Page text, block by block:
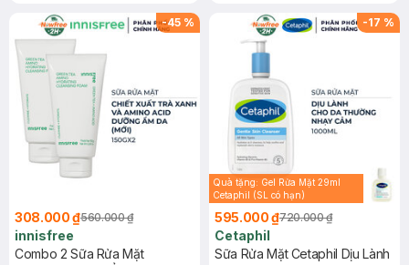
-45 %
308.000 ₫560.000 ₫
innisfree
Combo 2 Sữa Rửa Mặt
-17 %
Quà tặng: Gel Rửa Mặt 29ml
Cetaphil (SL có hạn)
595.000 ₫720.000 ₫
Cetaphil
Sữa Rửa Mặt Cetaphil Dịu Lành